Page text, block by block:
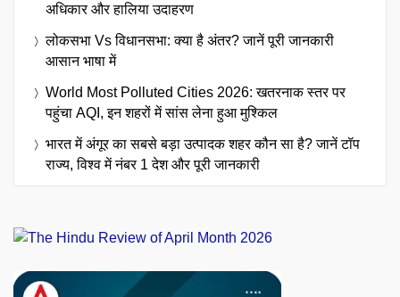
अधिकार और हालिया उदाहरण
लोकसभा Vs विधानसभा: क्या है अंतर? जानें पूरी जानकारी
आसान भाषा में
World Most Polluted Cities 2026: खतरनाक स्तर पर
पहुंचा AQI, इन शहरों में सांस लेना हुआ मुश्किल
भारत में अंगूर का सबसे बड़ा उत्पादक शहर कौन सा है? जानें टॉप
राज्य, विश्व में नंबर 1 देश और पूरी जानकारी